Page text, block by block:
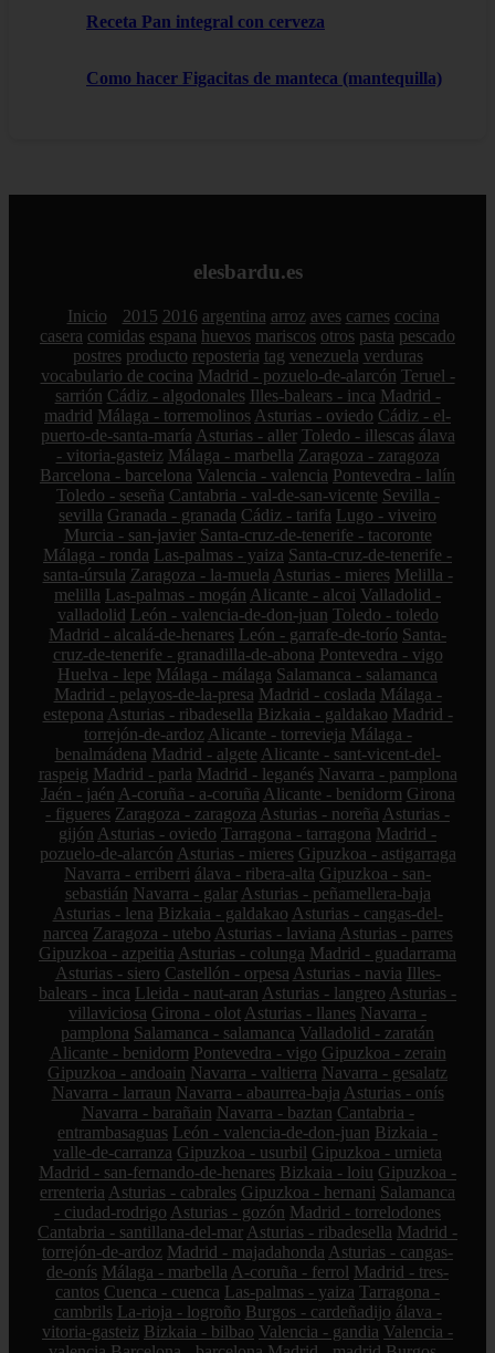
Receta Pan integral con cerveza
Como hacer Figacitas de manteca (mantequilla)
elesbardu.es
Inicio 2015 2016 argentina arroz aves carnes cocina
casera comidas espana huevos mariscos otros pasta pescado
postres producto reposteria tag venezuela verduras
vocabulario de cocina Madrid - pozuelo-de-alarcón Teruel -
sarrión Cádiz - algodonales Illes-balears - inca Madrid -
madrid Málaga - torremolinos Asturias - oviedo Cádiz - el-
puerto-de-santa-maría Asturias - aller Toledo - illescas álava
- vitoria-gasteiz Málaga - marbella Zaragoza - zaragoza
Barcelona - barcelona Valencia - valencia Pontevedra - lalín
Toledo - seseña Cantabria - val-de-san-vicente Sevilla -
sevilla Granada - granada Cádiz - tarifa Lugo - viveiro
Murcia - san-javier Santa-cruz-de-tenerife - tacoronte
Málaga - ronda Las-palmas - yaiza Santa-cruz-de-tenerife -
santa-úrsula Zaragoza - la-muela Asturias - mieres Melilla -
melilla Las-palmas - mogán Alicante - alcoi Valladolid -
valladolid León - valencia-de-don-juan Toledo - toledo
Madrid - alcalá-de-henares León - garrafe-de-torío Santa-
cruz-de-tenerife - granadilla-de-abona Pontevedra - vigo
Huelva - lepe Málaga - málaga Salamanca - salamanca
Madrid - pelayos-de-la-presa Madrid - coslada Málaga -
estepona Asturias - ribadesella Bizkaia - galdakao Madrid -
torrejón-de-ardoz Alicante - torrevieja Málaga -
benalmádena Madrid - algete Alicante - sant-vicent-del-
raspeig Madrid - parla Madrid - leganés Navarra - pamplona
Jaén - jaén A-coruña - a-coruña Alicante - benidorm Girona
- figueres Zaragoza - zaragoza Asturias - noreña Asturias -
gijón Asturias - oviedo Tarragona - tarragona Madrid -
pozuelo-de-alarcón Asturias - mieres Gipuzkoa - astigarraga
Navarra - erriberri álava - ribera-alta Gipuzkoa - san-
sebastián Navarra - galar Asturias - peñamellera-baja
Asturias - lena Bizkaia - galdakao Asturias - cangas-del-
narcea Zaragoza - utebo Asturias - laviana Asturias - parres
Gipuzkoa - azpeitia Asturias - colunga Madrid - guadarrama
Asturias - siero Castellón - orpesa Asturias - navia Illes-
balears - inca Lleida - naut-aran Asturias - langreo Asturias -
villaviciosa Girona - olot Asturias - llanes Navarra -
pamplona Salamanca - salamanca Valladolid - zaratán
Alicante - benidorm Pontevedra - vigo Gipuzkoa - zerain
Gipuzkoa - andoain Navarra - valtierra Navarra - gesalatz
Navarra - larraun Navarra - abaurrea-baja Asturias - onís
Navarra - barañain Navarra - baztan Cantabria -
entrambasaguas León - valencia-de-don-juan Bizkaia -
valle-de-carranza Gipuzkoa - usurbil Gipuzkoa - urnieta
Madrid - san-fernando-de-henares Bizkaia - loiu Gipuzkoa -
errenteria Asturias - cabrales Gipuzkoa - hernani Salamanca
- ciudad-rodrigo Asturias - gozón Madrid - torrelodones
Cantabria - santillana-del-mar Asturias - ribadesella Madrid -
torrejón-de-ardoz Madrid - majadahonda Asturias - cangas-
de-onís Málaga - marbella A-coruña - ferrol Madrid - tres-
cantos Cuenca - cuenca Las-palmas - yaiza Tarragona -
cambrils La-rioja - logroño Burgos - cardeñadijo álava -
vitoria-gasteiz Bizkaia - bilbao Valencia - gandia Valencia -